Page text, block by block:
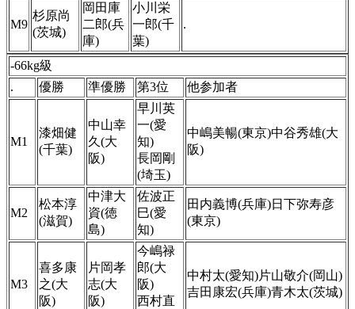
M9
杉原尚
(茨城)
岡田庫
二郎(兵
庫)
小川栄
一郎(千
葉)
.
-66kg級
.
優勝 準優勝 第3位 他参加者
M1
漆畑健
(千葉)
中山幸
久(大
阪)
早川英
一(愛
知)
長岡剛
(埼玉)
中嶋美暢(東京)中谷秀雄(大
阪)
M2
松本淳
(滋賀)
中津大
資(徳
島)
佐波正
巳(愛
知)
田内義博(兵庫)日下弥寿彦
(東京)
M3
喜多康
之(大
阪)
片岡孝
志(大
阪)
今嶋禄
郎(大
阪)
西村直
中村太(愛知)片山敬介(岡山)
吉田康宏(兵庫)青木太(茨城)